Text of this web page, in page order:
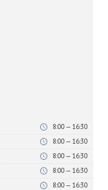
8:00 — 16:30
8:00 — 16:30
8:00 — 16:30
8:00 — 16:30
8:00 — 16:30